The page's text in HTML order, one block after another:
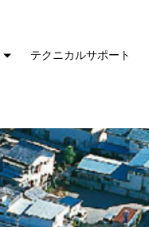
テクニカルサポート